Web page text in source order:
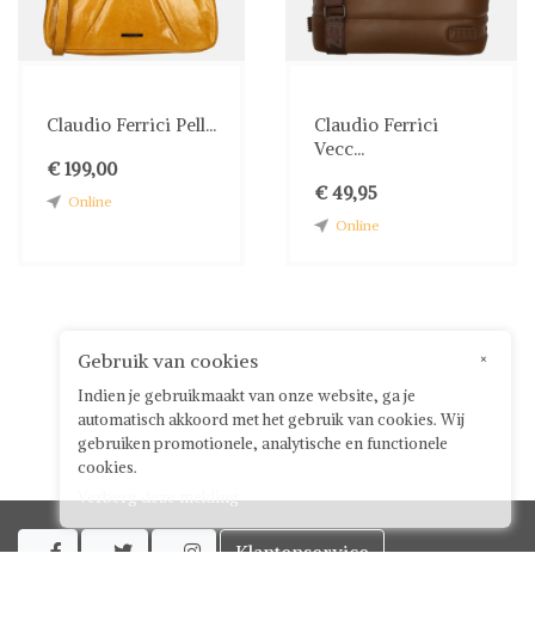
Claudio Ferrici Pell...
€ 199,00
Online
Claudio Ferrici
Vecc...
€ 49,95
Online
   Klantenservice
×
Gebruik van cookies
Indien je gebruikmaakt van onze website, ga je
automatisch akkoord met het gebruik van cookies. Wij
gebruiken promotionele, analytische en functionele
cookies.
Verberg deze melding